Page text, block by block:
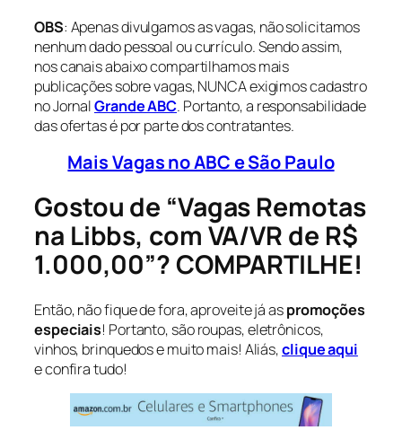
OBS: Apenas divulgamos as vagas, não solicitamos
nenhum dado pessoal ou currículo. Sendo assim,
nos canais abaixo compartilhamos mais
publicações sobre vagas, NUNCA exigimos cadastro
no JornalGrande ABC. Portanto, a responsabilidade
das ofertas é por parte dos contratantes.
Mais Vagas no ABC e São Paulo
Gostou de “Vagas Remotas
na Libbs, com VA/VR de R$
1.000,00”? COMPARTILHE!
Então, não fique de fora, aproveite já aspromoções
especiais! Portanto, são roupas, eletrônicos,
vinhos, brinquedos e muito mais! Aliás,clique aqui
e confira tudo!